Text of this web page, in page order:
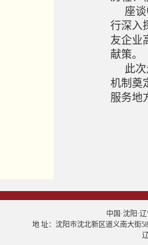
座
行深入
友企业
献策。
此
机制奠
服务地
中国·沈阳·
地 址：沈阳市沈北新区道义南大街